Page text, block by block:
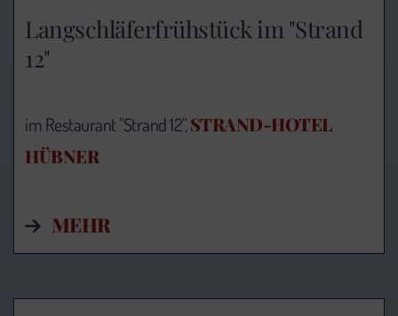
Langschläferfrühstück im "Strand
12"
im Restaurant "Strand 12",STRAND-HOTEL
HÜBNER
MEHR